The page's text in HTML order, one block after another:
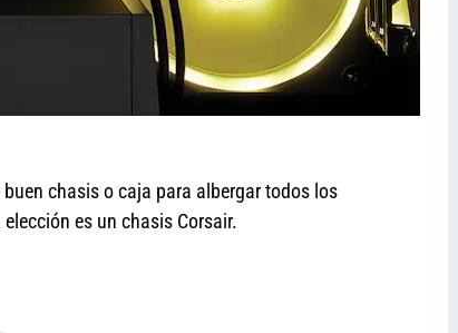
chasis o caja para albergar todos los
es un chasis Corsair.